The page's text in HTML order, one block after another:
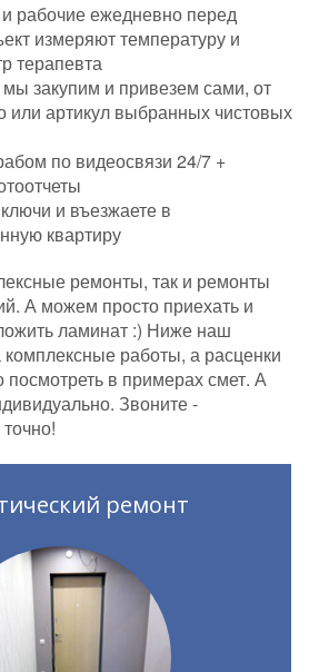
рабочие ежедневно перед
измеряют температуру и
терапевта
закупим и привезем сами, от
или артикул выбранных чистовых
по видеосвязи 24/7 +
и въезжаете в
квартиру
ремонты, так и ремонты
А можем просто приехать и
ламинат :) Ниже наш
работы, а расценки
в примерах смет. А
Звоните -
ремонт